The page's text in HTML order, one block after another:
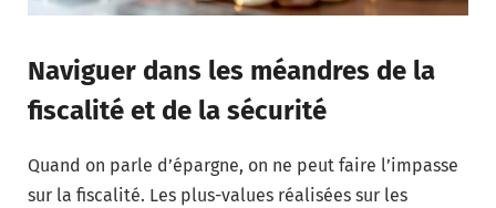
Naviguer dans les méandres de la
fiscalité et de la sécurité
Quand on parle d’épargne, on ne peut faire l’impasse
sur la fiscalité. Les plus-values réalisées sur les